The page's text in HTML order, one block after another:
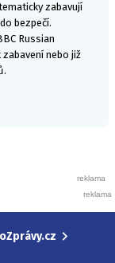
zabavují
bezpečí.
Russian
nebo již